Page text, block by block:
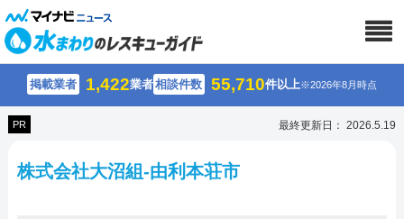
掲載業者 1,422業者相談件数 55,710件以上※2026年8月時点
PR 最終更新日： 2026.5.19
株式会社大沼組-由利本荘市